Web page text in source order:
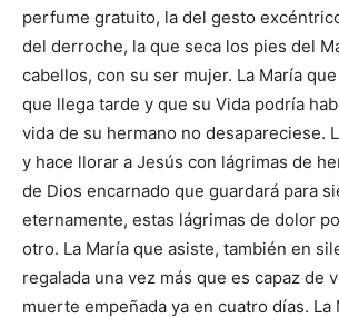
perfume gratuito, la del gesto
del derroche, la que seca los pies del
cabellos, con su ser mujer. La María
que llega tarde y que su Vida podría
vida de su hermano no desapareciese.
y hace llorar a Jesús con lágrimas de
de Dios encarnado que guardará para
eternamente, estas lágrimas de dolor
otro. La María que asiste, también en
regalada una vez más que es capaz de
muerte empeñada ya en cuatro días. La